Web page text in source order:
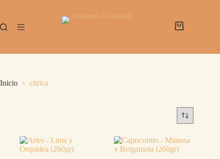
Inicio cítrica